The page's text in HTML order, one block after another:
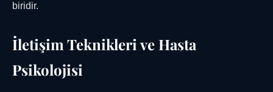
biridir.
İletişim Teknikleri ve Hasta
Psikolojisi